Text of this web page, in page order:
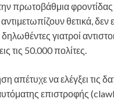
πρωτοβάθμια φροντίδας
θετικά,
δηλωθέντες γιατροί
τις 50.000 πολίτες.
απέτυχε να ελέγξει τις
επιστροφής